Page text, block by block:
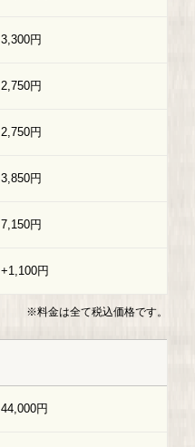
3,300円
2,750円
2,750円
3,850円
7,150円
+1,100円
※料金は全て税込価格です。
44,000円